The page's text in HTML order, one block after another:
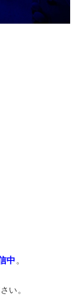
中 。
い。